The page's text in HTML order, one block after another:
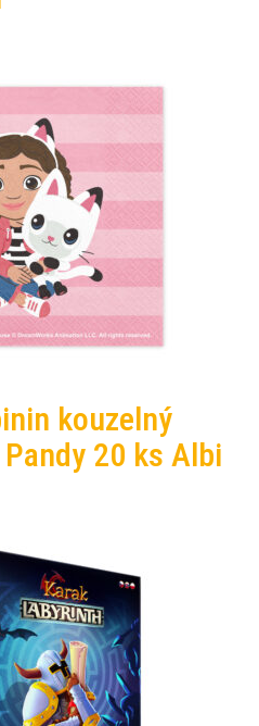
Kč.
89 Kč.
kouzelný
20 ks Albi
Kč.
71 Kč.